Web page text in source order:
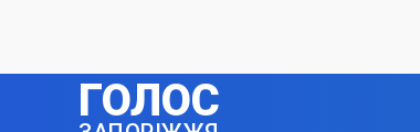
ГОЛОС